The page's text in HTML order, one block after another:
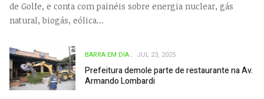
de Golfe, e conta com painéis sobre energia nuclear, gás
natural, biogás, eólica...
BARRA EM DIA JUL 23, 2025
Prefeitura demole parte de restaurante na Av.
Armando Lombardi